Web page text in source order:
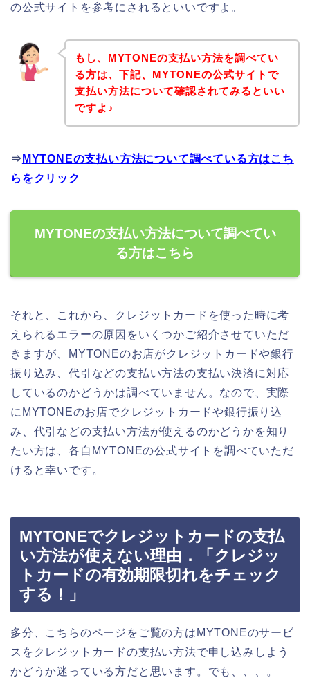
の公式サイトを参考にされるといいですよ。
もし、MYTONEの支払い方法を調べてい
る方は、下記、MYTONEの公式サイトで
支払い方法について確認されてみるといい
ですよ♪
⇒ MYTONEの支払い方法について調べている方はこち
らをクリック
MYTONEの支払い方法について調べてい
る方はこちら
それと、これから、クレジットカードを使った時に考
えられるエラーの原因をいくつかご紹介させていただ
きますが、MYTONEのお店がクレジットカードや銀行
振り込み、代引などの支払い方法の支払い決済に対応
しているのかどうかは調べていません。なので、実際
にMYTONEのお店でクレジットカードや銀行振り込
み、代引などの支払い方法が使えるのかどうかを知り
たい方は、各自MYTONEの公式サイトを調べていただ
けると幸いです。
MYTONEでクレジットカードの支払
い方法が使えない理由．「クレジッ
トカードの有効期限切れをチェック
する！」
多分、こちらのページをご覧の方はMYTONEのサービ
スをクレジットカードの支払い方法で申し込みしよう
かどうか迷っている方だと思います。でも、、、。